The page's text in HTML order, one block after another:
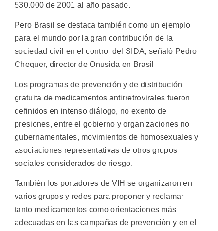
530.000 de 2001 al año pasado.
Pero Brasil se destaca también como un ejemplo
para el mundo por la gran contribución de la
sociedad civil en el control del SIDA, señaló Pedro
Chequer, director de Onusida en Brasil
Los programas de prevención y de distribución
gratuita de medicamentos antirretrovirales fueron
definidos en intenso diálogo, no exento de
presiones, entre el gobierno y organizaciones no
gubernamentales, movimientos de homosexuales y
asociaciones representativas de otros grupos
sociales considerados de riesgo.
También los portadores de VIH se organizaron en
varios grupos y redes para proponer y reclamar
tanto medicamentos como orientaciones más
adecuadas en las campañas de prevención y en el